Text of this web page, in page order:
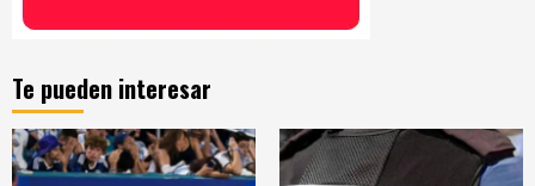
Te pueden interesar